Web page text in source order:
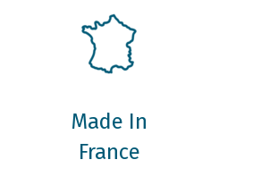
Made In
France